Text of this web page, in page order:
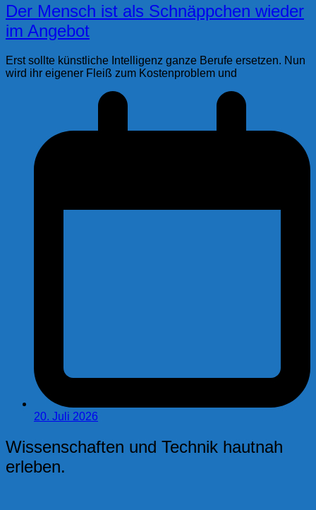
Der Mensch ist als Schnäppchen wieder
im Angebot
Erst sollte künstliche Intelligenz ganze Berufe ersetzen. Nun
wird ihr eigener Fleiß zum Kostenproblem und
20. Juli 2026
Wissenschaften und Technik hautnah
erleben.